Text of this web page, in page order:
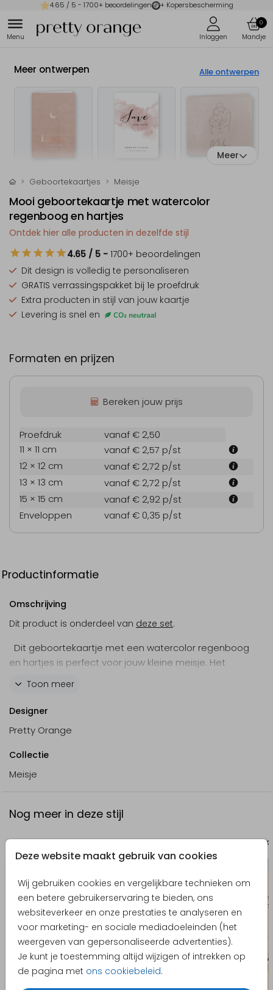
4.65 / 5 - 1700+ beoordelingen + Kopersbescherming
0
Deze website maakt gebruik van cookies
Wij gebruiken cookies en vergelijkbare technieken om
een betere gebruikerservaring te bieden, ons
websiteverkeer en onze prestaties te analyseren en
voor marketing- en sociale mediadoeleinden (het
weergeven van gepersonaliseerde advertenties).
Je kunt je toestemming altijd wijzigen of intrekken op
de pagina met ons cookiebeleid.
Meer ontwerpen Alle ontwerpen
Meer
Geboortekaartjes Meisje
Mooi geboortekaartje met watercolor
regenboog en hartjes
Ontdek hier alle producten in dezelfde stijl
4.65 / 5 - 1700+ beoordelingen
Dit design is volledig te personaliseren
GRATIS verrassingspakket bij 1e proefdruk
Extra producten in stijl van jouw kaartje
Levering is snel en
Formaten en prijzen
Bereken jouw prijs
Proefdruk
vanaf € 2,50
11 × 11 cm
vanaf € 2,57 p/st
12 × 12 cm
vanaf € 2,72 p/st
13 × 13 cm
vanaf € 2,72 p/st
15 × 15 cm
vanaf € 2,92 p/st
Enveloppen
vanaf € 0,35 p/st
Productinformatie
Omschrijving
Dit product is onderdeel van deze set.
Dit geboortekaartje met een watercolor regenboog
en hartjes is perfect voor jouw kleine meisje. Het
perfect bij elkaar. De roségoudfolie geeft een chique
touch aan deze babykaart.
Toon meer
Designer
Pretty Orange
Collectie
Meisje
Nog meer in deze stijl
Bewaarbundel